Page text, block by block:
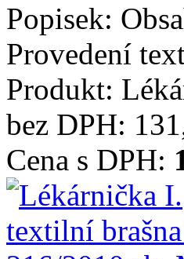
Popisek:
Provedení
Produkt:
bez DPH:
Cena s DPH: